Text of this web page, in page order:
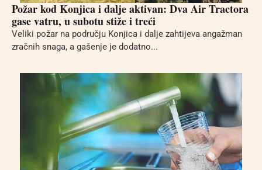
Požar kod Konjica i dalje aktivan: Dva Air Tractora
gase vatru, u subotu stiže i treći
Veliki požar na području Konjica i dalje zahtijeva angažman
zračnih snaga, a gašenje je dodatno...